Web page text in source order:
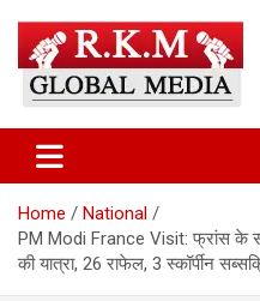
content
Latest Hindi
News – RKM
and the World
Home
National
PM Modi France Visit: फ्रांस के
की यात्रा, 26 राफेल, 3 स्कॉर्पीन